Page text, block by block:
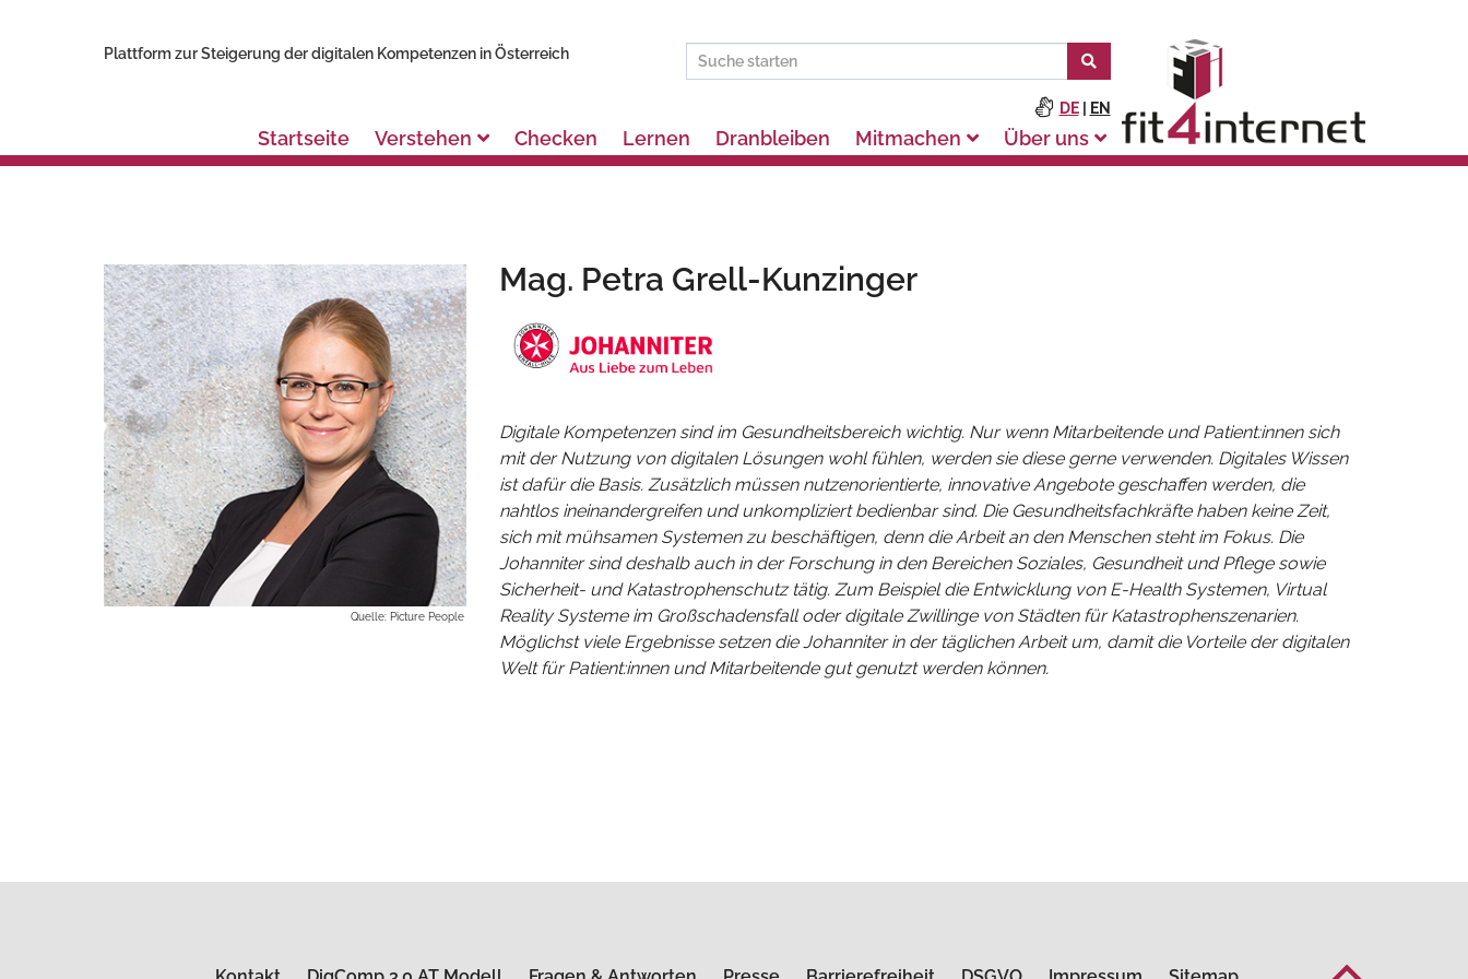
Plattform zur Steigerung der digitalen Kompetenzen in Österreich
DE| EN
Startseite Verstehen Checken Lernen Dranbleiben Mitmachen Über uns
Quelle: Picture People
Mag. Petra Grell-Kunzinger
Digitale Kompetenzen sind im Gesundheitsbereich wichtig. Nur wenn Mitarbeitende und Patient:innen sich
mit der Nutzung von digitalen Lösungen wohl fühlen, werden sie diese gerne verwenden. Digitales Wissen
ist dafür die Basis. Zusätzlich müssen nutzenorientierte, innovative Angebote geschaffen werden, die
nahtlos ineinandergreifen und unkompliziert bedienbar sind. Die Gesundheitsfachkräfte haben keine Zeit,
sich mit mühsamen Systemen zu beschäftigen, denn die Arbeit an den Menschen steht im Fokus. Die
Johanniter sind deshalb auch in der Forschung in den Bereichen Soziales, Gesundheit und Pflege sowie
Sicherheit- und Katastrophenschutz tätig. Zum Beispiel die Entwicklung von E-Health Systemen, Virtual
Reality Systeme im Großschadensfall oder digitale Zwillinge von Städten für Katastrophenszenarien.
Möglichst viele Ergebnisse setzen die Johanniter in der täglichen Arbeit um, damit die Vorteile der digitalen
Welt für Patient:innen und Mitarbeitende gut genutzt werden können.